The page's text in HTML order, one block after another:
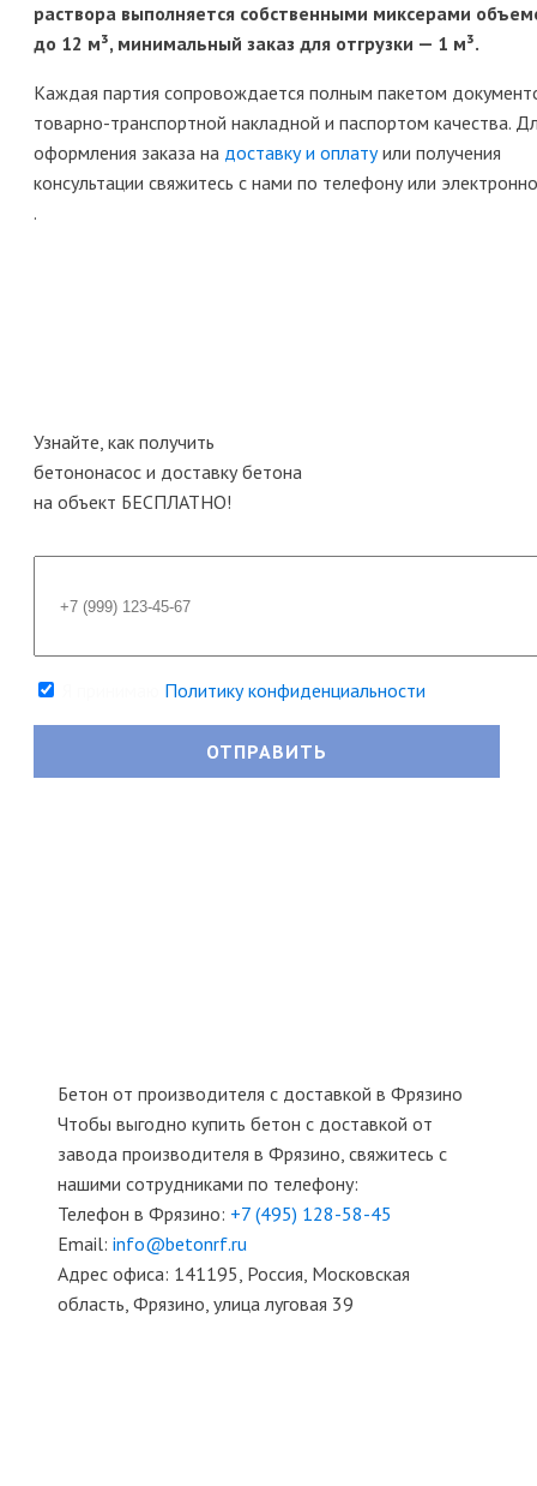
раствора выполняется собственными миксерами
до 12 м³, минимальный заказ для отгрузки — 1 м³.
Каждая партия сопровождается полным пакетом
товарно-транспортной накладной и паспортом качества.
оформления заказа на доставку и оплатуили получения
консультации свяжитесь с нами по телефону или
.
Узнайте, как получить
бетононасос и доставку бетона
на объект БЕСПЛАТНО!
Политику конфиденциальности
Бетон от производителя с доставкой в Фрязино
Чтобы выгодно купить бетон с доставкой от
завода производителя в Фрязино, свяжитесь с
нашими сотрудниками по телефону:
Телефон в Фрязино: +7 (495) 128-58-45
Email: info@betonrf.ru
Адрес офиса: 141195, Россия, Московская
область, Фрязино, улица луговая 39